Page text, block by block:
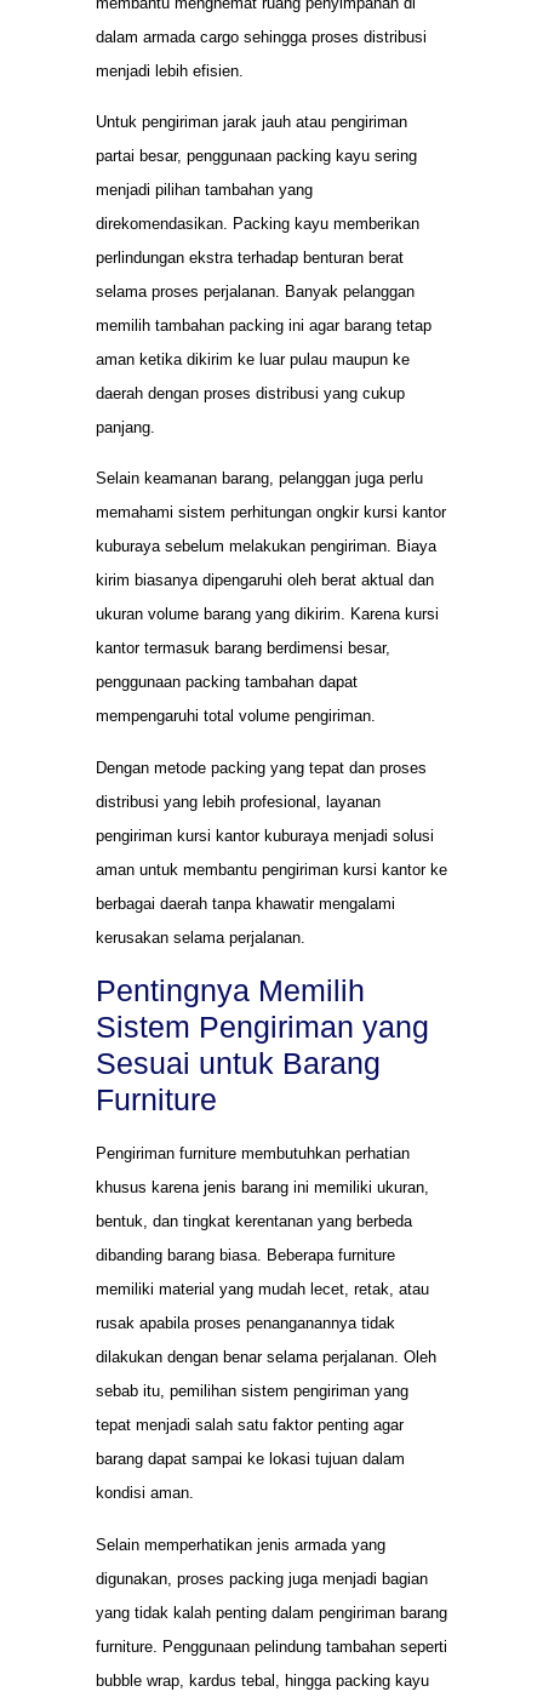
dalam armada cargo sehingga proses distribusi
menjadi lebih efisien.
Untuk pengiriman jarak jauh atau pengiriman
partai besar, penggunaan packing kayu sering
menjadi pilihan tambahan yang
direkomendasikan. Packing kayu memberikan
perlindungan ekstra terhadap benturan berat
selama proses perjalanan. Banyak pelanggan
memilih tambahan packing ini agar barang tetap
aman ketika dikirim ke luar pulau maupun ke
daerah dengan proses distribusi yang cukup
panjang.
Selain keamanan barang, pelanggan juga perlu
memahami sistem perhitungan ongkir kursi kantor
kuburaya sebelum melakukan pengiriman. Biaya
kirim biasanya dipengaruhi oleh berat aktual dan
ukuran volume barang yang dikirim. Karena kursi
kantor termasuk barang berdimensi besar,
penggunaan packing tambahan dapat
mempengaruhi total volume pengiriman.
Dengan metode packing yang tepat dan proses
distribusi yang lebih profesional, layanan
pengiriman kursi kantor kuburaya menjadi solusi
aman untuk membantu pengiriman kursi kantor ke
berbagai daerah tanpa khawatir mengalami
kerusakan selama perjalanan.
Pentingnya Memilih
Sistem Pengiriman yang
Sesuai untuk Barang
Furniture
Pengiriman furniture membutuhkan perhatian
khusus karena jenis barang ini memiliki ukuran,
bentuk, dan tingkat kerentanan yang berbeda
dibanding barang biasa. Beberapa furniture
memiliki material yang mudah lecet, retak, atau
rusak apabila proses penanganannya tidak
dilakukan dengan benar selama perjalanan. Oleh
sebab itu, pemilihan sistem pengiriman yang
tepat menjadi salah satu faktor penting agar
barang dapat sampai ke lokasi tujuan dalam
kondisi aman.
Selain memperhatikan jenis armada yang
digunakan, proses packing juga menjadi bagian
yang tidak kalah penting dalam pengiriman barang
furniture. Penggunaan pelindung tambahan seperti
bubble wrap, kardus tebal, hingga packing kayu